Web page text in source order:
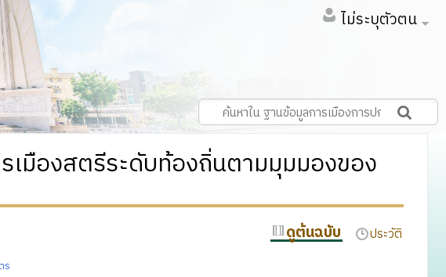
ไม่ระบุตัวตน
มืองสตรีระดับท้องถิ่นตามมุมมองของ
ดูต้นฉบับ ประวัติ
ร